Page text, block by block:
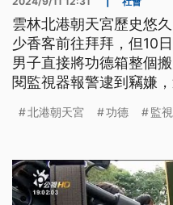
雲林北港朝天宮歷史悠
少香客前往拜拜，但10
男子直接將功德箱整個
閱監視器報警逮到竊嫌
北港朝天宮 功德 監